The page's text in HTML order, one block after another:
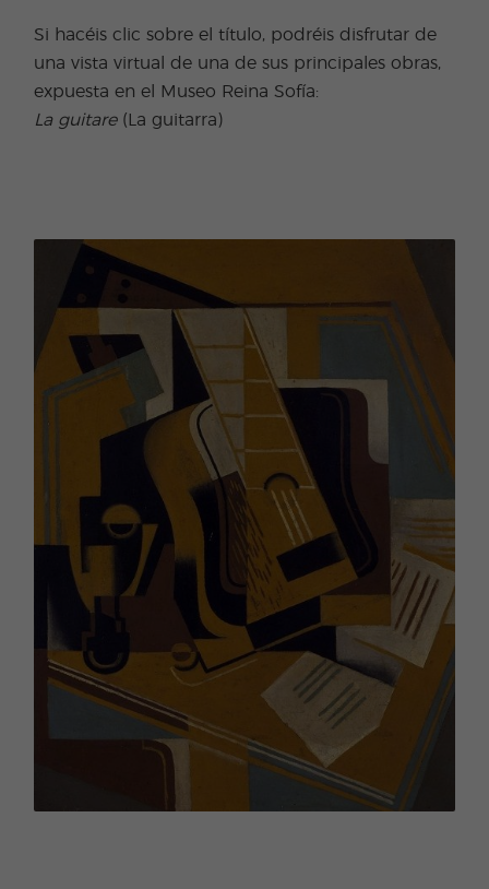
Si hacéis clic sobre el título, podréis disfrutar de
una vista virtual de una de sus principales obras,
expuesta en el Museo Reina Sofía:
La guitare(La guitarra)